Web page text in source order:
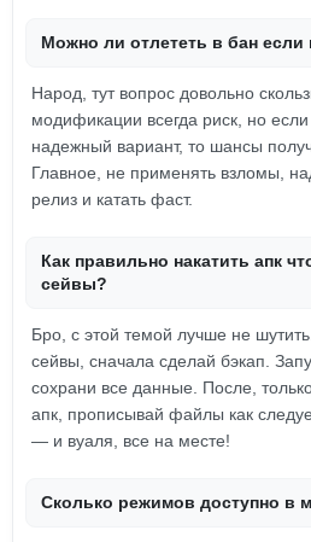
Можно ли отлететь в бан если
Народ, тут вопрос довольно
модификации всегда риск, но
надежный вариант, то шансы
Главное, не применять взломы,
релиз и катать фаст.
Как правильно накатить апк
сейвы?
Бро, с этой темой лучше не
сейвы, сначала сделай бэкап.
сохрани все данные. После,
апк, прописывай файлы как
— и вуаля, все на месте!
Сколько режимов доступно в